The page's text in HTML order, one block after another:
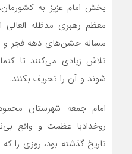
بخش امام عزیز به
معظم رهبری مدظله العالی
مساله جشن‌های دهه فجر و
تلاش زیادی می‌کنند تا
شوند و آن را تحریف بکنند.
امام جمعه شهرستان
روخدادبا عظمت و واقع
تاریخ گذشته بود، روزی را